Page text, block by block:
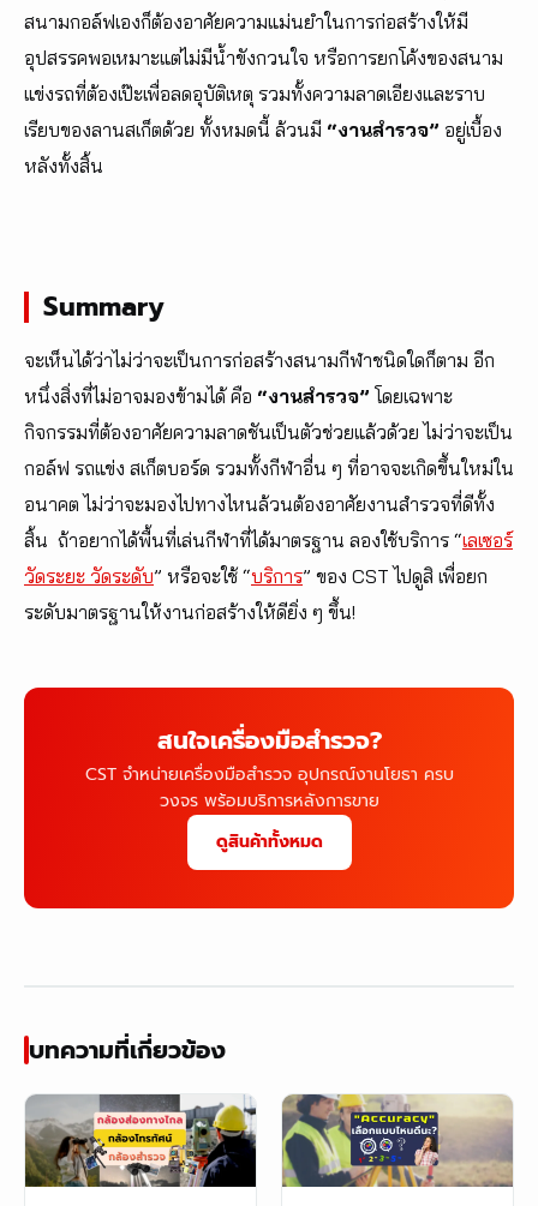
สนามกอล์ฟเองก็ต้องอาศัยความแม่นยำในการก่อสร้างให้มี
อุปสรรคพอเหมาะแต่ไม่มีน้ำขังกวนใจ หรือการยกโค้งของสนาม
แข่งรถที่ต้องเป๊ะเพื่อลดอุบัติเหตุ รวมทั้งความลาดเอียงและราบ
เรียบของลานสเก็ตด้วย ทั้งหมดนี้ ล้วนมี “งานสำรวจ” อยู่เบื้อง
หลังทั้งสิ้น
Summary
จะเห็นได้ว่าไม่ว่าจะเป็นการก่อสร้างสนามกีฬาชนิดใดก็ตาม อีก
หนึ่งสิ่งที่ไม่อาจมองข้ามได้ คือ “งานสำรวจ” โดยเฉพาะ
กิจกรรมที่ต้องอาศัยความลาดชันเป็นตัวช่วยแล้วด้วย ไม่ว่าจะเป็น
กอล์ฟ รถแข่ง สเก็ตบอร์ด รวมทั้งกีฬาอื่น ๆ ที่อาจจะเกิดขึ้นใหม่ใน
อนาคต ไม่ว่าจะมองไปทางไหนล้วนต้องอาศัยงานสำรวจที่ดีทั้ง
สิ้น ถ้าอยากได้พื้นที่เล่นกีฬาที่ได้มาตรฐาน ลองใช้บริการ “เลเซอร์
วัดระยะ วัดระดับ” หรือจะใช้ “บริการ” ของ CST ไปดูสิ เพื่อยก
ระดับมาตรฐานให้งานก่อสร้างให้ดียิ่ง ๆ ขึ้น!
สนใจเครื่องมือสำรวจ?
CST จำหน่ายเครื่องมือสำรวจ อุปกรณ์งานโยธา ครบ
วงจร พร้อมบริการหลังการขาย
ดูสินค้าทั้งหมด
บทความที่เกี่ยวข้อง